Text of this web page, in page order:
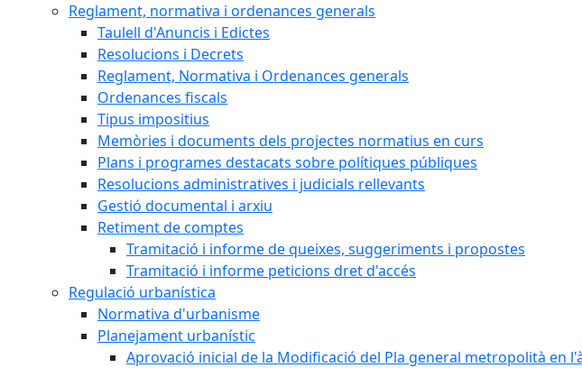
Reglament, normativa i ordenances generals
Taulell d'Anuncis i Edictes
Resolucions i Decrets
Reglament, Normativa i Ordenances generals
Ordenances fiscals
Tipus impositius
Memòries i documents dels projectes normatius en curs
Plans i programes destacats sobre polítiques públiques
Resolucions administratives i judicials rellevants
Gestió documental i arxiu
Retiment de comptes
Tramitació i informe de queixes, suggeriments i propostes
Tramitació i informe peticions dret d'accés
Regulació urbanística
Normativa d'urbanisme
Planejament urbanístic
Aprovació inicial de la Modificació del Pla general metropolità en